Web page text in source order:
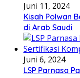
Juni 11, 2024
Kisah Polwan
di Arab Saudi
Juni 6, 2024
LSP Parnasa